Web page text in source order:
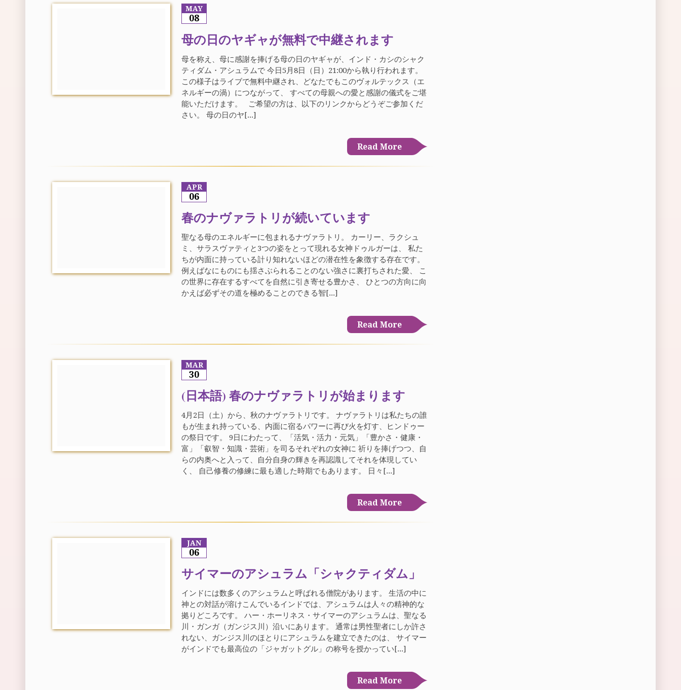
MAY
08
母の日のヤギャが無料で中継されます
母を称え、母に感謝を捧げる母の日のヤギャが、インド・カシのシャク
ティダム・アシュラムで 今日5月8日（日）21:00から執り行われます。
この様子はライブで無料中継され、どなたでもこのヴォルテックス（エ
ネルギーの渦）につながって、 すべての母親への愛と感謝の儀式をご堪
能いただけます。 ご希望の方は、以下のリンクからどうぞご参加くだ
さい。 母の日のヤ[...]
Read More
APR
06
春のナヴァラトリが続いています
聖なる母のエネルギーに包まれるナヴァラトリ。 カーリー、ラクシュ
ミ、サラスヴァティと3つの姿をとって現れる女神ドゥルガーは、 私た
ちが内面に持っている計り知れないほどの潜在性を象徴する存在です。
例えばなにものにも揺さぶられることのない強さに裏打ちされた愛、 こ
の世界に存在するすべてを自然に引き寄せる豊かさ、 ひとつの方向に向
かえば必ずその道を極めることのできる智[...]
Read More
MAR
30
(日本語) 春のナヴァラトリが始まります
4月2日（土）から、秋のナヴァラトリです。 ナヴァラトリは私たちの誰
もが生まれ持っている、内面に宿るパワーに再び火を灯す、ヒンドゥー
の祭日です。 9日にわたって、「活気・活力・元気」「豊かさ・健康・
富」「叡智・知識・芸術」を司るそれぞれの女神に 祈りを捧げつつ、自
らの内奥へと入って、自分自身の輝きを再認識してそれを体現してい
く、 自己修養の修練に最も適した時期でもあります。 日々[...]
Read More
JAN
06
サイマーのアシュラム「シャクティダム」
インドには数多くのアシュラムと呼ばれる僧院があります。 生活の中に
神との対話が溶けこんでいるインドでは、アシュラムは人々の精神的な
拠りどころです。 ハー・ホーリネス・サイマーのアシュラムは、聖なる
川・ガンガ（ガンジス川）沿いにあります。 通常は男性聖者にしか許さ
れない、ガンジス川のほとりにアシュラムを建立できたのは、 サイマー
がインドでも最高位の「ジャガットグル」の称号を授かってい[...]
Read More